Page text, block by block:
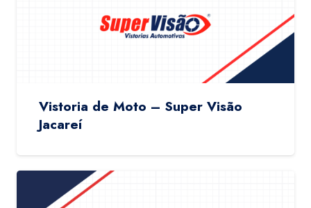
Vistoria de Moto – Super Visão
Jacareí